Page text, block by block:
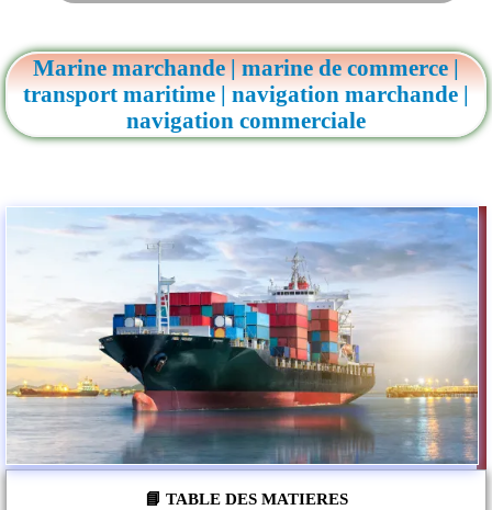
Marine marchande | marine de commerce |
transport maritime | navigation marchande |
navigation commerciale
📘 TABLE DES MATIERES